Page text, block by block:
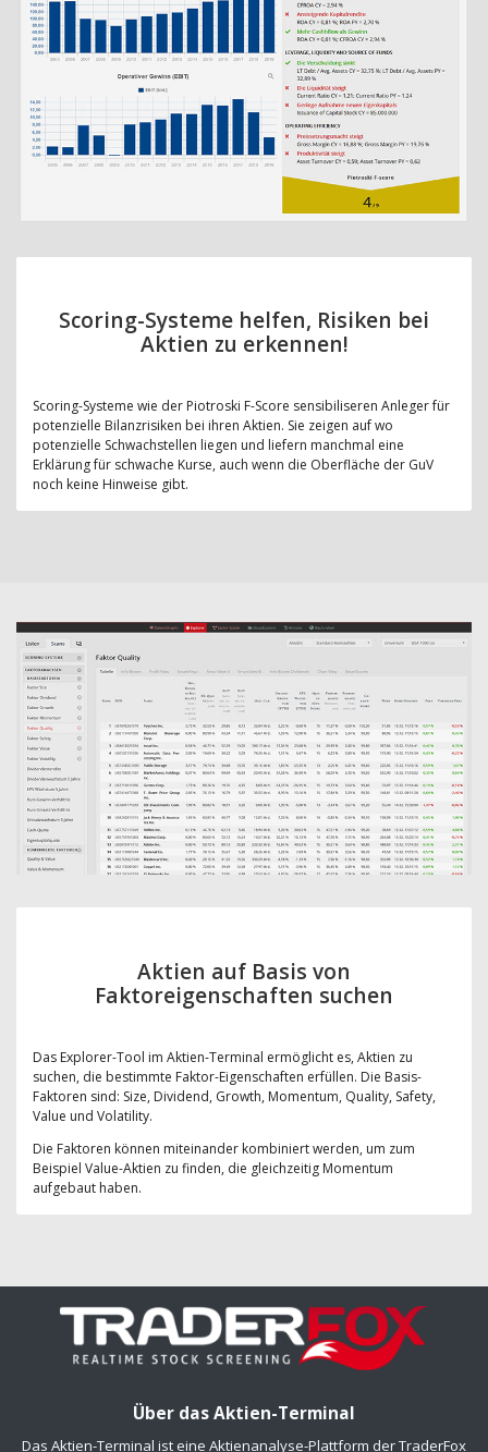
Scoring-Systeme helfen, Risiken bei
Aktien zu erkennen!
Scoring-Systeme wie der Piotroski F-Score sensibiliseren Anleger für
potenzielle Bilanzrisiken bei ihren Aktien. Sie zeigen auf wo
potenzielle Schwachstellen liegen und liefern manchmal eine
Erklärung für schwache Kurse, auch wenn die Oberfläche der GuV
noch keine Hinweise gibt.
Aktien auf Basis von
Faktoreigenschaften suchen
Das Explorer-Tool im Aktien-Terminal ermöglicht es, Aktien zu
suchen, die bestimmte Faktor-Eigenschaften erfüllen. Die Basis-
Faktoren sind: Size, Dividend, Growth, Momentum, Quality, Safety,
Value und Volatility.
Die Faktoren können miteinander kombiniert werden, um zum
Beispiel Value-Aktien zu finden, die gleichzeitig Momentum
aufgebaut haben.
Über das Aktien-Terminal
Das Aktien-Terminal ist eine Aktienanalyse-Plattform der TraderFox